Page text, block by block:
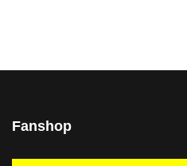
Fanshop